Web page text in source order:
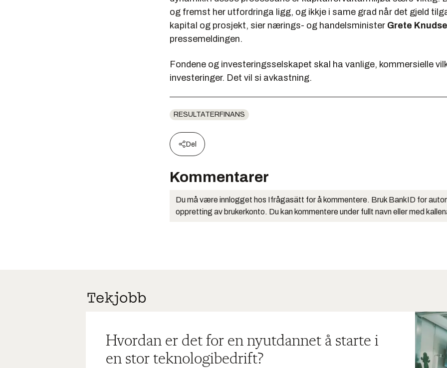
og fremst her utfordringa ligg, og ikkje i same grad når det gjeld
kapital og prosjekt, sier nærings- og handelsminister Grete
pressemeldingen.
Fondene og investeringsselskapet skal ha vanlige, kommersielle
investeringer. Det vil si avkastning.
RESULTATERFINANS
Del
Kommentarer
Du må være innlogget hos Ifrågasätt for å kommentere. Bruk BankID for
oppretting av brukerkonto. Du kan kommentere under fullt navn eller med
Hvordan er det for en nyutdannet å starte i
en stor teknologibedrift?